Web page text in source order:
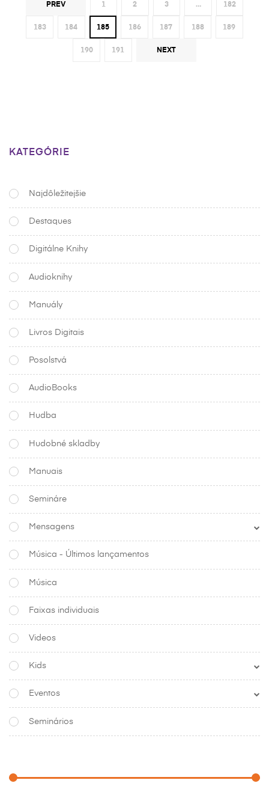
PREV 1 2 3 … 182
183 184 185 186 187 188 189
190 191 NEXT
KATEGÓRIE
Najdôležitejšie
Destaques
Digitálne Knihy
Audioknihy
Manuály
Livros Digitais
Posolstvá
AudioBooks
Hudba
Hudobné skladby
Manuais
Semináre
Mensagens
Música - Últimos lançamentos
Música
Faixas individuais
Videos
Kids
Eventos
Seminários